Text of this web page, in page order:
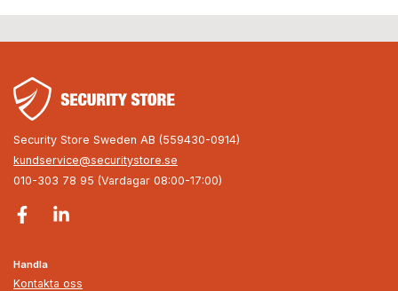
Security Store Sweden AB (559430-0914)
kundservice@securitystore.se
010-303 78 95 (Vardagar 08:00-17:00)
Handla
Kontakta oss